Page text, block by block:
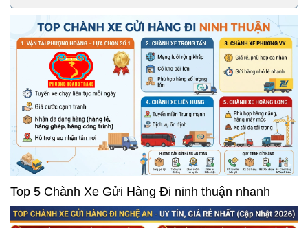
Top 5 Chành Xe Gửi Hàng Đi ninh thuận nhanh